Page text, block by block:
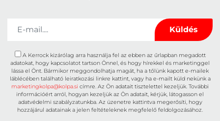
A Kerrock kizárólag arra használja fel az ebben az űrlapban megadott
adatokat, hogy kapcsolatot tartson Önnel, és hogy hírekkel és marketinggel
lássa el Önt. Bármikor meggondolhatja magát, ha a tőlünk kapott e-mailek
láblécében található leiratkozási linkre kattint, vagy ha e-mailt küld nekünk a
marketingkolpa@kolpa.si címre. Az Ön adatait tisztelettel kezeljük. További
információért arról, hogyan kezeljük az Ön adatait, kérjük, látogasson el
adatvédelmi szabályzatunkba. Az üzenetre kattintva megerősíti, hogy
hozzájárul adatainak a jelen feltételeknek megfelelő feldolgozásához.